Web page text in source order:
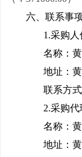
六 、联系事
1.采购人
名称：
地址：
联系方
2.采购
名称：
地址：